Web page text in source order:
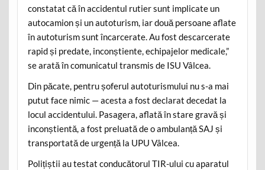
constatat că în accidentul rutier sunt implicate un
autocamion și un autoturism, iar două persoane aflate
în autoturism sunt încarcerate. Au fost descarcerate
rapid și predate, inconștiente, echipajelor medicale,”
se arată în comunicatul transmis de ISU Vâlcea.
Din păcate, pentru șoferul autoturismului nu s-a mai
putut face nimic — acesta a fost declarat decedat la
locul accidentului. Pasagera, aflată în stare gravă și
inconștientă, a fost preluată de o ambulanță SAJ și
transportată de urgență la UPU Vâlcea.
Polițiștii au testat conducătorul TIR-ului cu aparatul